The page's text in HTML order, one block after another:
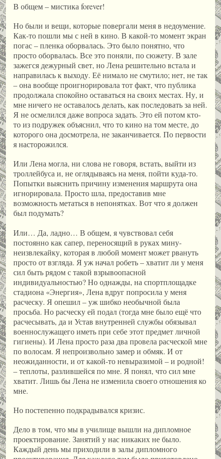
В общем – мистика forever!
Но были и вещи, которые повергали меня в недоумение.
Как-то пошли мы с ней в кино. В какой-то момент экран
погас – пленка оборвалась. Это было понятно, что
просто оборвалась. Все это поняли, по сюжету. В зале
зажегся дежурный свет, но Лена решительно встала и
направилась к выходу. Её нимало не смутило; нет, не так
– она вообще проигнорировала тот факт, что публика
продолжала спокойно оставаться на своих местах. Ну, и
мне ничего не оставалось делать, как последовать за ней.
Я не осмелился даже вопроса задать. Это ей потом кто-
то из подружек объяснил, что то кино на том месте, до
которого она досмотрела, не заканчивается. По первости
я насторожился.
Или Лена могла, ни слова не говоря, встать, выйти из
троллейбуса и, не оглядываясь на меня, пойти куда-то.
Попытки выяснить причину изменения маршрута она
игнорировала. Просто шла, предоставив мне
возможность метаться в непонятках. Вот что я должен
был подумать?
Или… Да, ладно… В общем, я чувствовал себя
постоянно как сапер, переносящий в руках мину-
неизвлекайку, которая в любой момент может рвануть
просто от взгляда. Я уж начал робеть – хватит ли у меня
сил быть рядом с такой взрывоопасной
индивидуальностью? Но однажды, на спортплощадке
стадиона «Энергия», Лена вдруг попросила у меня
расческу. Я опешил – уж шибко необычной была
просьба. Но расческу ей подал (тогда мне было ещё что
расчесывать, да и Устав внутренней службы обязывал
военнослужащего иметь при себе этот предмет личной
гигиены). И Лена просто раза два провела расческой мне
по волосам. Я непроизвольно замер и обмяк. И от
неожиданности, и от какой-то невыразимой – и родной!
– теплоты, разлившейся по мне. Я понял, что сил мне
хватит. Лишь бы Лена не изменила своего отношения ко
мне.
Но постепенно подкрадывался кризис.
Дело в том, что мы в училище вышли на дипломное
проектирование. Занятий у нас никаких не было.
Каждый день мы приходили в залы дипломного